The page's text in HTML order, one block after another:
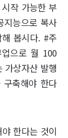
작 가능한 부
지능으로 복사
봅시다. #주
으로 월 100
가상자산 발행
축해야 한다
한다는 것이